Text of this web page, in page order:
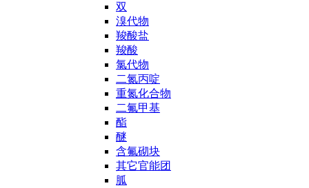
双
溴代物
羧酸盐
羧酸
氯代物
二氮丙啶
重氮化合物
二氟甲基
酯
醚
含氟砌块
其它官能团
胍